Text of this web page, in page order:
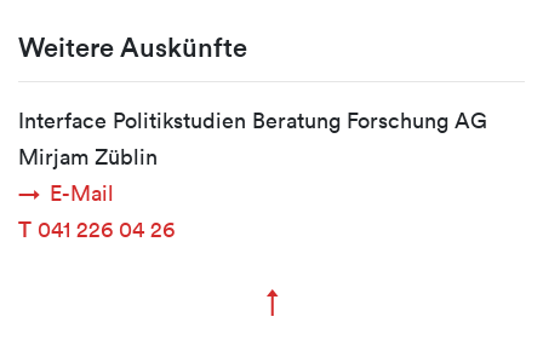
Weitere Auskünfte
Interface Politikstudien Beratung Forschung AG
Mirjam Züblin
E-Mail
T 041 226 04 26
↑Zum Seitenanfang